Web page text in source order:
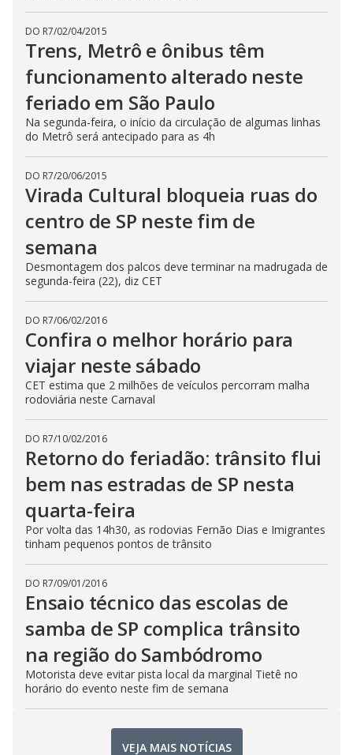
DO R7/02/04/2015
Trens, Metrô e ônibus têm
funcionamento alterado neste
feriado em São Paulo
Na segunda-feira, o início da circulação de algumas linhas
do Metrô será antecipado para as 4h
DO R7/20/06/2015
Virada Cultural bloqueia ruas do
centro de SP neste fim de
semana
Desmontagem dos palcos deve terminar na madrugada de
segunda-feira (22), diz CET
DO R7/06/02/2016
Confira o melhor horário para
viajar neste sábado
CET estima que 2 milhões de veículos percorram malha
rodoviária neste Carnaval
DO R7/10/02/2016
Retorno do feriadão: trânsito flui
bem nas estradas de SP nesta
quarta-feira
Por volta das 14h30, as rodovias Fernão Dias e Imigrantes
tinham pequenos pontos de trânsito
DO R7/09/01/2016
Ensaio técnico das escolas de
samba de SP complica trânsito
na região do Sambódromo
Motorista deve evitar pista local da marginal Tietê no
horário do evento neste fim de semana
VEJA MAIS NOTÍCIAS